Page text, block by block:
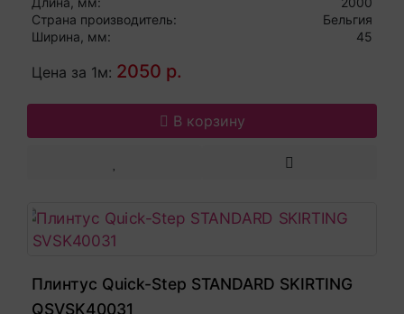
Страна производитель:
Бельгия
Ширина, мм:
45
Цена за 1м: 2050 р.
В корзину
Плинтус Quick-Step STANDARD SKIRTING
QSVSK40031